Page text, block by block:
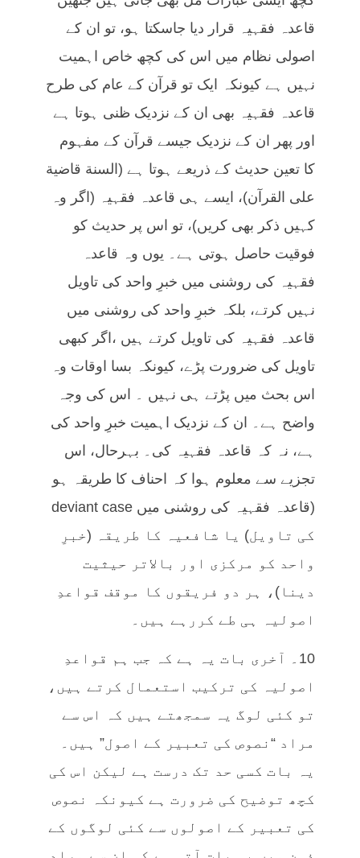
قاعدہ فقہیہ قرار دیا جاسکتا ہو، تو ان کے
اصولی نظام میں اس کی کچھ خاص اہمیت
نہیں ہے کیونکہ ایک تو قرآن کے عام کی طرح
قاعدہ فقہیہ بھی ان کے نزدیک ظنی ہوتا ہے
اور پھر ان کے نزدیک جیسے قرآن کے مفہوم
کا تعین حدیث کے ذریعے ہوتا ہے (السنة قاضیة
علی القرآن)، ایسے ہی قاعدہ فقہیہ (اگر وہ
کہیں ذکر بھی کریں)، تو اس پر حدیث کو
فوقیت حاصل ہوتی ہے۔ یوں وہ قاعدہ
فقہیہ کی روشنی میں خبرِ واحد کی تاویل
نہیں کرتے، بلکہ خبرِ واحد کی روشنی میں
قاعدہ فقہیہ کی تاویل کرتے ہیں ،اگر کبھی
تاویل کی ضرورت پڑے، کیونکہ بسا اوقات وہ
اس بحث میں پڑتے ہی نہیں ۔ اس کی وجہ
واضح ہے۔ ان کے نزدیک اہمیت خبرِ واحد کی
ہے، نہ کہ قاعدہ فقہیہ کی۔ بہرحال، اس
تجزیے سے معلوم ہوا کہ احناف کا طریقہ ہو
(قاعدہ فقہیہ کی روشنی میں deviant case
کی تاویل) یا شافعیہ کا طریقہ (خبرِ
واحد کو مرکزی اور بالاتر حیثیت
دینا)، ہر دو فریقوں کا موقف قواعدِ
اصولیہ ہی طے کررہے ہیں۔
10۔ آخری بات یہ ہے کہ جب ہم قواعدِ
اصولیہ کی ترکیب استعمال کرتے ہیں،
تو کئی لوگ یہ سمجھتے ہیں کہ اس سے
مراد “نصوص کی تعبیر کے اصول” ہیں۔
یہ بات کسی حد تک درست ہے لیکن اس کی
کچھ توضیح کی ضرورت ہے کیونکہ نصوص
کی تعبیر کے اصولوں سے کئی لوگوں کے